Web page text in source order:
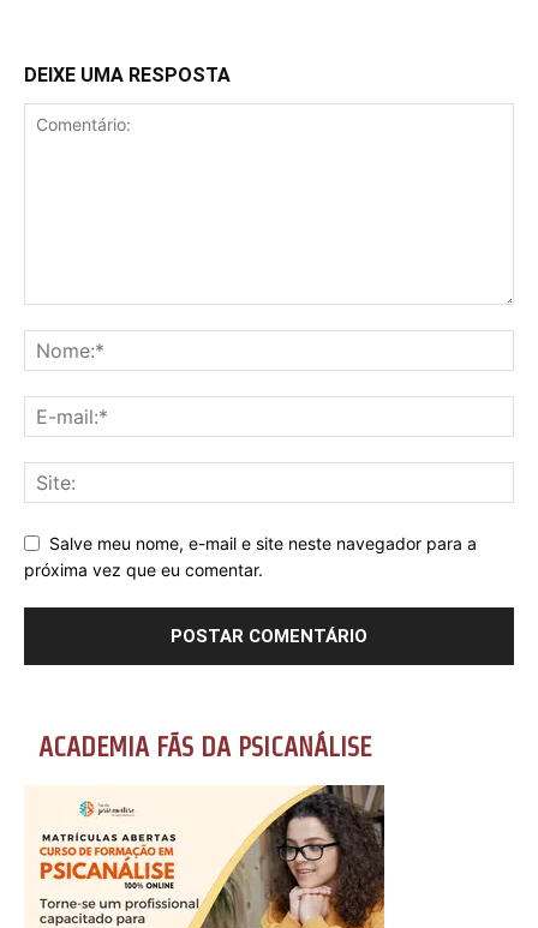
DEIXE UMA RESPOSTA
Salve meu nome, e-mail e site neste navegador para a
próxima vez que eu comentar.
ACADEMIA FÃS DA PSICANÁLISE